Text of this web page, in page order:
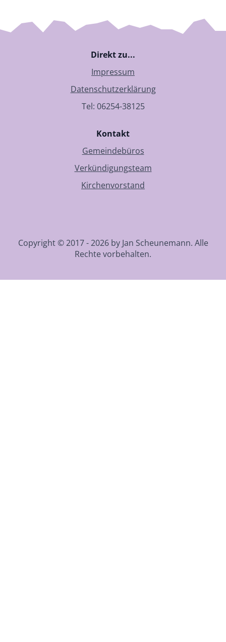
Direkt zu...
Impressum
Datenschutzerklärung
Tel: 06254-38125
Kontakt
Gemeindebüros
Verkündigungsteam
Kirchenvorstand
Copyright © 2017 - 2026 by Jan Scheunemann. Alle
Rechte vorbehalten.